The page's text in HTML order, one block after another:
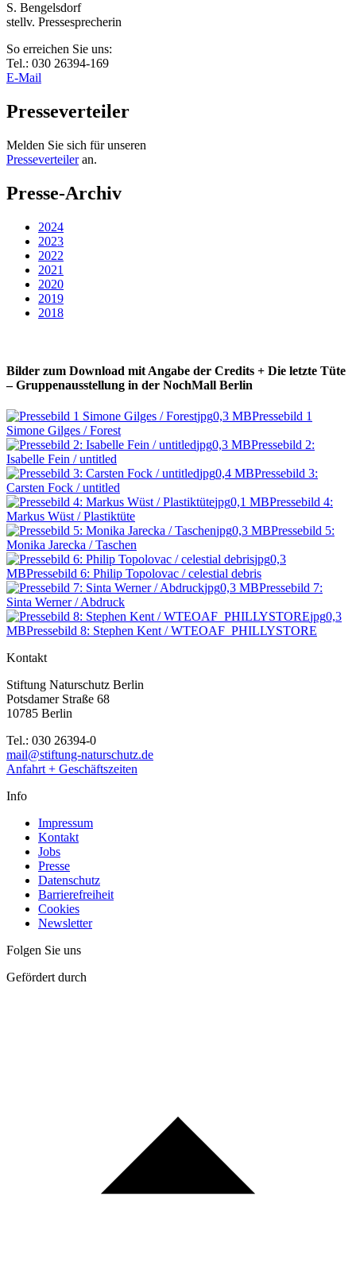
S. Bengelsdorf
stellv. Pressesprecherin
So erreichen Sie uns:
Tel.: 030 26394-169
E-Mail
Presseverteiler
Melden Sie sich für unseren
Presseverteileran.
Presse-Archiv
2024
2023
2022
2021
2020
2019
2018
Bilder zum Download mit Angabe der Credits + Die letzte Tüte
– Gruppenausstellung in der NochMall Berlin
jpg0,3 MBPressebild 1
Simone Gilges / Forest
jpg0,3 MBPressebild 2:
Isabelle Fein / untitled
jpg0,4 MBPressebild 3:
Carsten Fock / untitled
jpg0,1 MBPressebild 4:
Markus Wüst / Plastiktüte
jpg0,3 MBPressebild 5:
Monika Jarecka / Taschen
jpg0,3
MBPressebild 6: Philip Topolovac / celestial debris
jpg0,3 MBPressebild 7:
Sinta Werner / Abdruck
jpg0,3
MBPressebild 8: Stephen Kent / WTEOAF_PHILLYSTORE
Kontakt
Stiftung Naturschutz Berlin
Potsdamer Straße 68
10785 Berlin
Tel.: 030 26394-0
mail@stiftung-naturschutz.de
Anfahrt + Geschäftszeiten
Info
Impressum
Kontakt
Jobs
Presse
Datenschutz
Barrierefreiheit
Cookies
Newsletter
Folgen Sie uns
Gefördert durch